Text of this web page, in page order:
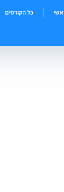
כל הקורסים